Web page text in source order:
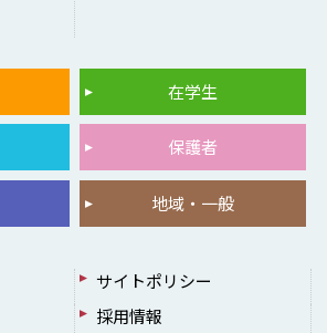
在学生
保護者
地域・一般
サイトポリシー
採用情報